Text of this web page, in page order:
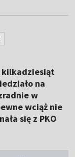
kilkadziesiąt
na
w
wciąż nie
się z PKO